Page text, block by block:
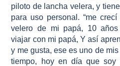
piloto de lancha velera, y
para uso personal. “me
velero de mi papá, 10
viajar con mi papá, Y así
y me gusta, ese es uno de
tiempo, hoy en día que soy